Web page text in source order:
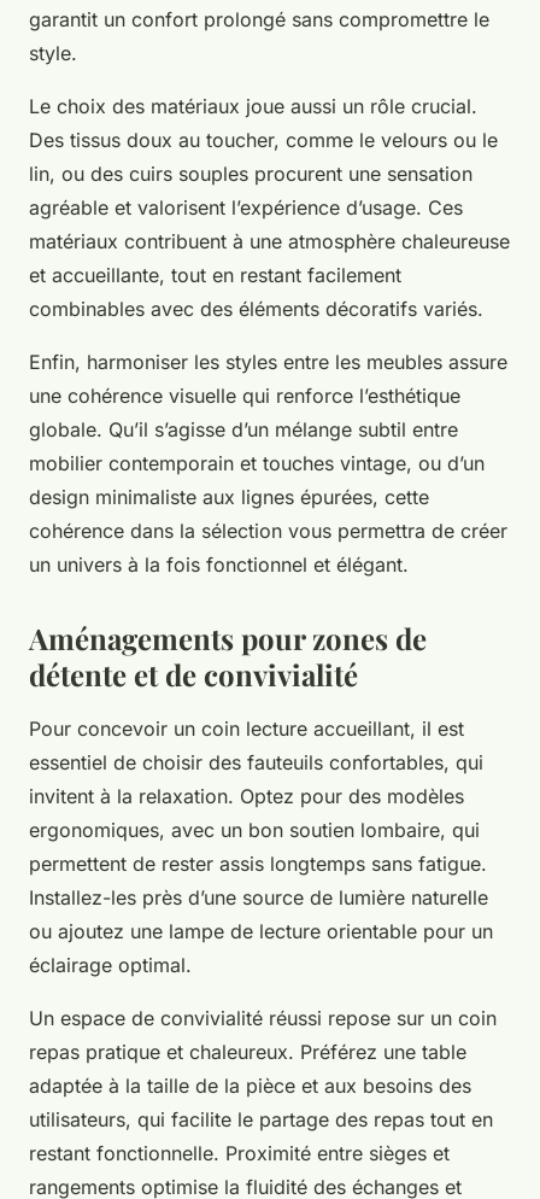
garantit un confort prolongé sans compromettre le
style.
Le choix des matériaux joue aussi un rôle crucial.
Des tissus doux au toucher, comme le velours ou le
lin, ou des cuirs souples procurent une sensation
agréable et valorisent l’expérience d’usage. Ces
matériaux contribuent à une atmosphère chaleureuse
et accueillante, tout en restant facilement
combinables avec des éléments décoratifs variés.
Enfin, harmoniser les styles entre les meubles assure
une cohérence visuelle qui renforce l’esthétique
globale. Qu’il s’agisse d’un mélange subtil entre
mobilier contemporain et touches vintage, ou d’un
design minimaliste aux lignes épurées, cette
cohérence dans la sélection vous permettra de créer
un univers à la fois fonctionnel et élégant.
Aménagements pour zones de
détente et de convivialité
Pour concevoir un coin lecture accueillant, il est
essentiel de choisir des fauteuils confortables, qui
invitent à la relaxation. Optez pour des modèles
ergonomiques, avec un bon soutien lombaire, qui
permettent de rester assis longtemps sans fatigue.
Installez-les près d’une source de lumière naturelle
ou ajoutez une lampe de lecture orientable pour un
éclairage optimal.
Un espace de convivialité réussi repose sur un coin
repas pratique et chaleureux. Préférez une table
adaptée à la taille de la pièce et aux besoins des
utilisateurs, qui facilite le partage des repas tout en
restant fonctionnelle. Proximité entre sièges et
rangements optimise la fluidité des échanges et